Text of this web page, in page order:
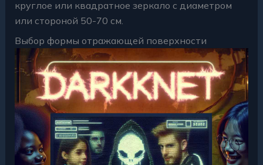
круглое или квадратное зеркало с диаметром
или стороной 50-70 см.
Выбор формы отражающей поверхности